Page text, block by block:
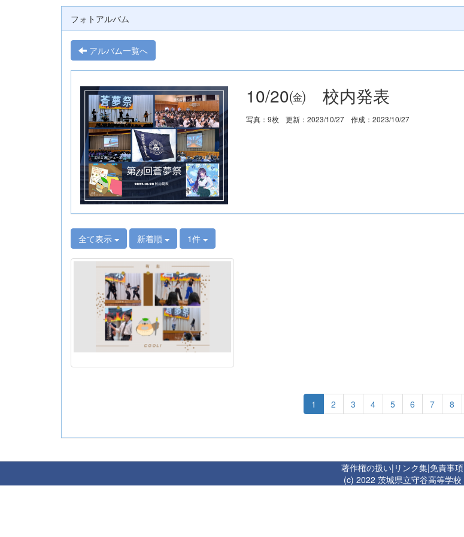
フォトアルバム
アルバム一覧へ
10/20㈮ 校内発表
写真：9枚 更新：2023/10/27 作成：2023/10/27
全て表示 新着順 1件
1 2 3 4 5 6 7 8
著作権の扱い| リンク集|免責事項
(c) 2022 茨城県立守谷高等学校